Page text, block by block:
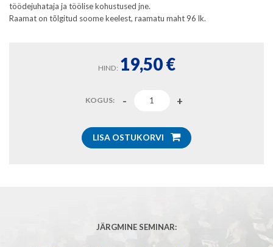
töödejuhataja ja töölise kohustused jne.
Raamat on tõlgitud soome keelest, raamatu maht 96 lk.
HIND: 19,50€
KOGUS:
LISA OSTUKORVI
JÄRGMINE SEMINAR: